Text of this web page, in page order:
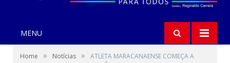
MENU
Home » Notícias »
ATLETA MARACANAENSE COMEÇA A